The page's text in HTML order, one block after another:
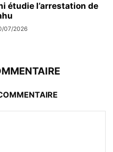
étudie l’arrestation de
07/2026